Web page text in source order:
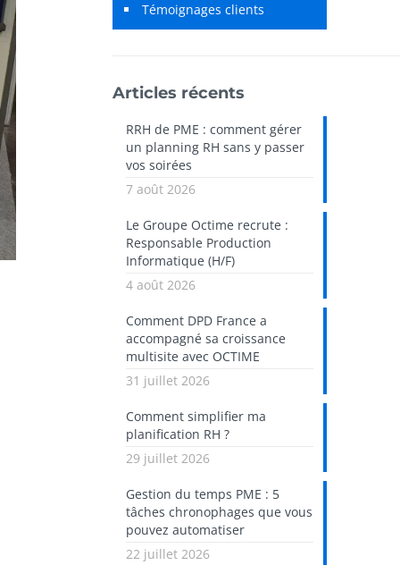
Témoignages clients
Articles récents
RRH de PME : comment gérer
un planning RH sans y passer
vos soirées
7 août 2026
Le Groupe Octime recrute :
Responsable Production
Informatique (H/F)
4 août 2026
Comment DPD France a
accompagné sa croissance
multisite avec OCTIME
31 juillet 2026
Comment simplifier ma
planification RH ?
29 juillet 2026
Gestion du temps PME : 5
tâches chronophages que vous
pouvez automatiser
22 juillet 2026